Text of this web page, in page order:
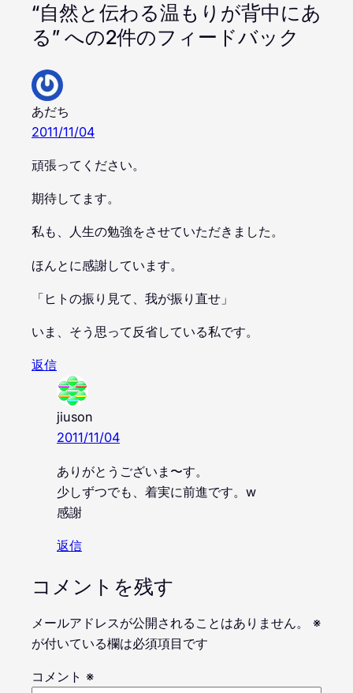
“自然と伝わる温もりが背中にあ
る” への2件のフィードバック
あだち
2011/11/04
頑張ってください。
期待してます。
私も、人生の勉強をさせていただきました。
ほんとに感謝しています。
「ヒトの振り見て、我が振り直せ」
いま、そう思って反省している私です。
返信
jiuson
2011/11/04
ありがとうございま〜す。
少しずつでも、着実に前進です。w
感謝
返信
コメントを残す
メールアドレスが公開されることはありません。
※
が付いている欄は必須項目です
コメント ※